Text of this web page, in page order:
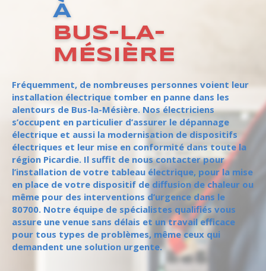
À
BUS-LA-
MÉSIÈRE
Fréquemment, de nombreuses personnes voient leur
installation électrique tomber en panne dans les
alentours de Bus-la-Mésière. Nos électriciens
s’occupent en particulier d’assurer le dépannage
électrique et aussi la modernisation de dispositifs
électriques et leur mise en conformité dans toute la
région Picardie. Il suffit de nous contacter pour
l’installation de votre tableau électrique, pour la mise
en place de votre dispositif de diffusion de chaleur ou
même pour des interventions d’urgence dans le
80700. Notre équipe de spécialistes qualifiés vous
assure une venue sans délais et un travail efficace
pour tous types de problèmes, même ceux qui
demandent une solution urgente.